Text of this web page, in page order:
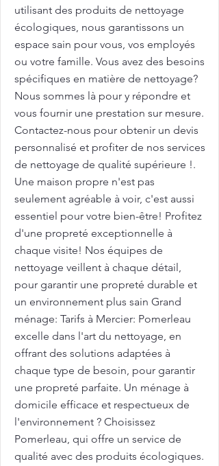
utilisant des produits de nettoyage
écologiques, nous garantissons un
espace sain pour vous, vos employés
ou votre famille. Vous avez des besoins
spécifiques en matière de nettoyage?
Nous sommes là pour y répondre et
vous fournir une prestation sur mesure.
Contactez-nous pour obtenir un devis
personnalisé et profiter de nos services
de nettoyage de qualité supérieure !.
Une maison propre n'est pas
seulement agréable à voir, c'est aussi
essentiel pour votre bien-être! Profitez
d'une propreté exceptionnelle à
chaque visite! Nos équipes de
nettoyage veillent à chaque détail,
pour garantir une propreté durable et
un environnement plus sain Grand
ménage: Tarifs à Mercier: Pomerleau
excelle dans l'art du nettoyage, en
offrant des solutions adaptées à
chaque type de besoin, pour garantir
une propreté parfaite. Un ménage à
domicile efficace et respectueux de
l'environnement ? Choisissez
Pomerleau, qui offre un service de
qualité avec des produits écologiques.